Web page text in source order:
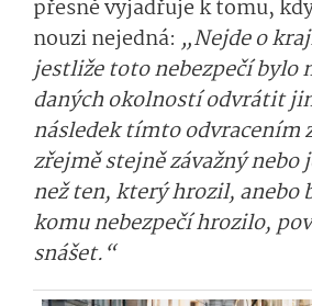
přesně vyjadřuje k tomu,
nouzi nejedná: „Nejde o
jestliže toto nebezpečí bylo
daných okolností odvrátit
následek tímto odvracením
zřejmě stejně závažný nebo
než ten, který hrozil,
komu nebezpečí hrozilo,
snášet.“